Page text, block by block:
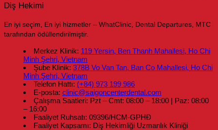
Diş Hekimi
En iyi seçim, En iyi hizmetler – WhatClinic, Dental Departures, MTC
tarafından ödüllendirilmiştir.
Merkez Klinik: 119 Yersin, Ben Thanh Mahallesi, Ho Chi
Minh Şehri, Vietnam
Şube Klinik: 378B Vo Van Tan, Ban Co Mahallesi, Ho Chi
Minh Şehri, Vietnam
Telefon Hattı: (+84) 973 199 986
E-posta: clinic@saigoncenterdental.com
Çalışma Saatleri: Pzt – Cmt: 08:00 – 18:00 | Paz: 08:00
– 16:00
Faaliyet Ruhsatı: 09396/HCM-GPHĐ
Faaliyet Kapsamı: Diş Hekimliği Uzmanlık Kliniği